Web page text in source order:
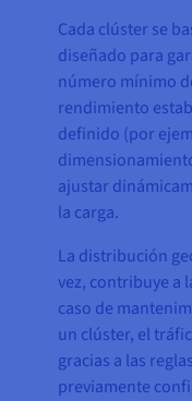
Cada clúster se
diseñado para
número mínimo
rendimiento
definido (por
ajustar
la carga.
La distribución
vez, contribuye a
caso de
un clúster, el
gracias a las
previamente